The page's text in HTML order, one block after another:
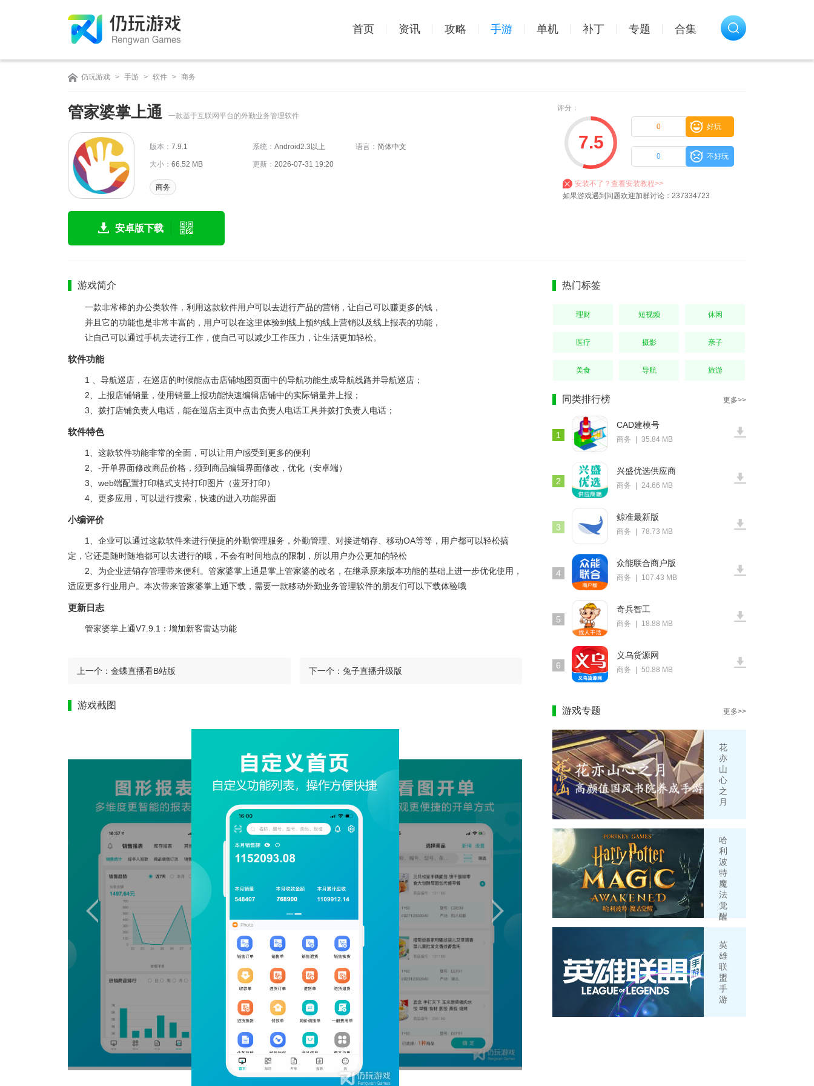
首页 资讯 攻略 手游 单机 补丁 专题 合集
仍玩游戏 > 手游 > 软件 > 商务
评分：
7.5
好玩
0
不好玩
0
管家婆掌上通 一款基于互联网平台的外勤业务管理软件
版本： 7.9.1 系统： Android2.3以上 语言： 简体中文
大小： 66.52 MB 更新： 2026-07-31 19:20
商务
安卓版下载
安装不了？查看安装教程>>
如果游戏遇到问题欢迎加群讨论：237334723
游戏简介
一款非常棒的办公类软件，利用这款软件用户可以去进行产品的营销，让自己可以赚更多的钱，
并且它的功能也是非常丰富的，用户可以在这里体验到线上预约线上营销以及线上报表的功能，
让自己可以通过手机去进行工作，使自己可以减少工作压力，让生活更加轻松。
软件功能
1 、导航巡店，在巡店的时候能点击店铺地图页面中的导航功能生成导航线路并导航巡店；
2、上报店铺销量，使用销量上报功能快速编辑店铺中的实际销量并上报；
3、拨打店铺负责人电话，能在巡店主页中点击负责人电话工具并拨打负责人电话；
软件特色
1、这款软件功能非常的全面，可以让用户感受到更多的便利
2、-开单界面修改商品价格，须到商品编辑界面修改，优化（安卓端）
3、web端配置打印格式支持打印图片（蓝牙打印）
4、更多应用，可以进行搜索，快速的进入功能界面
小编评价
1、企业可以通过这款软件来进行便捷的外勤管理服务，外勤管理、对接进销存、移动OA等等，用户都可以轻松搞
定，它还是随时随地都可以去进行的哦，不会有时间地点的限制，所以用户办公更加的轻松
2、为企业进销存管理带来便利。管家婆掌上通是掌上管家婆的改名，在继承原来版本功能的基础上进一步优化使用，
适应更多行业用户。本次带来管家婆掌上通下载，需要一款移动外勤业务管理软件的朋友们可以下载体验哦
更新日志
管家婆掌上通V7.9.1：增加新客雷达功能
上一个： 金蝶直播看B站版 下一个： 兔子直播升级版
游戏截图
热门标签
理财 短视频 休闲
医疗 摄影 亲子
美食 导航 旅游
同类排行榜 更多>>
1
CAD建模号
商务 35.84 MB
2
兴盛优选供应商
商务 24.66 MB
3
鲸准最新版
商务 78.73 MB
4
众能联合商户版
商务 107.43 MB
5
奇兵智工
商务 18.88 MB
6
义乌货源网
商务 50.88 MB
游戏专题 更多>>
花
亦
山
心
之
月
哈
利
波
特
魔
法
觉
醒
英
雄
联
盟
手
游